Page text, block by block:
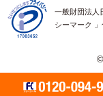
一般財団法人
シーマーク 」